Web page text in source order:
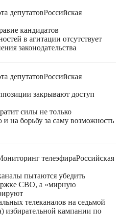
депутатовРоссийская
кандидатов
в агитации отсутствует
законодательства
депутатовРоссийская
закрывают доступ
силы не только
на борьбу за саму возможность
телеэфираРоссийская
пытаются убедить
СВО, а «мирную
телеканалов на седьмой
избирательной кампании по